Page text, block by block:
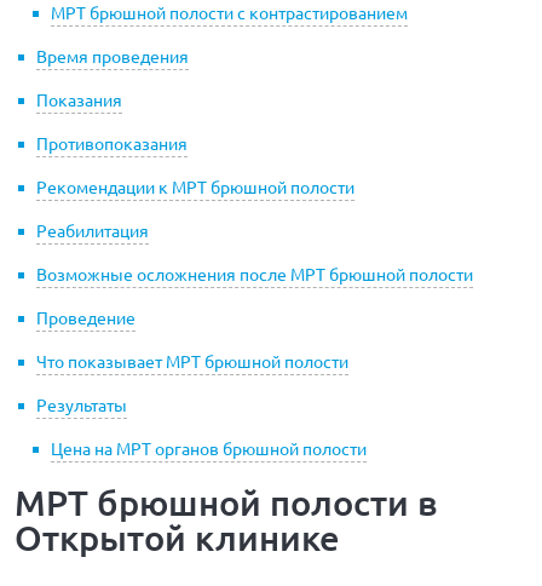
МРТ брюшной полости с контрастированием
Время проведения
Показания
Противопоказания
Рекомендации к МРТ брюшной полости
Реабилитация
Возможные осложнения после МРТ брюшной полости
Проведение
Что показывает МРТ брюшной полости
Результаты
Цена на МРТ органов брюшной полости
МРТ брюшной полости в
Открытой клинике